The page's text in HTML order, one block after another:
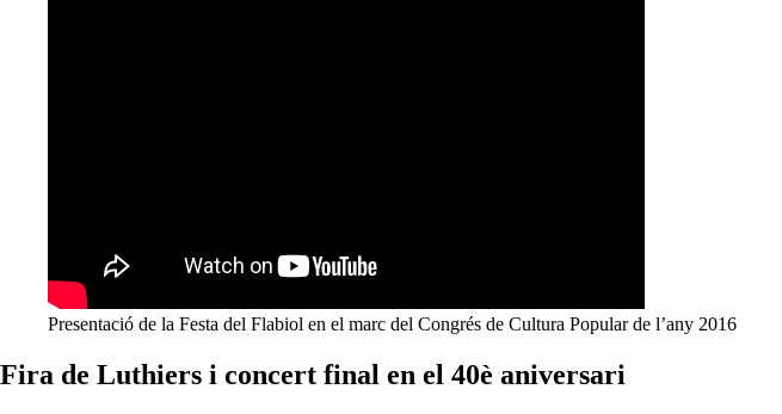
Presentació de la Festa del Flabiol en el marc del Congrés de Cultura Popular de l’any 2016
Fira de Luthiers i concert final en el 40è aniversari